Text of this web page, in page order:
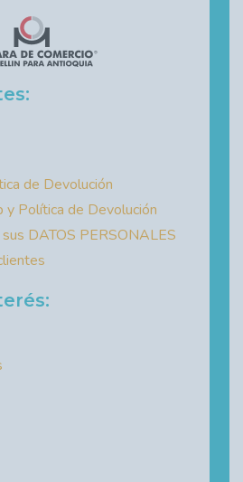
de Devolución
y Política de Devolución
DATOS PERSONALES